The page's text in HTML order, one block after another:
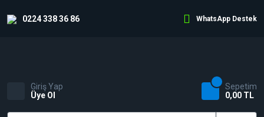
0224 338 36 86 WhatsApp Destek
Giriş Yap
Üye Ol
Sepetim
0,00 TL